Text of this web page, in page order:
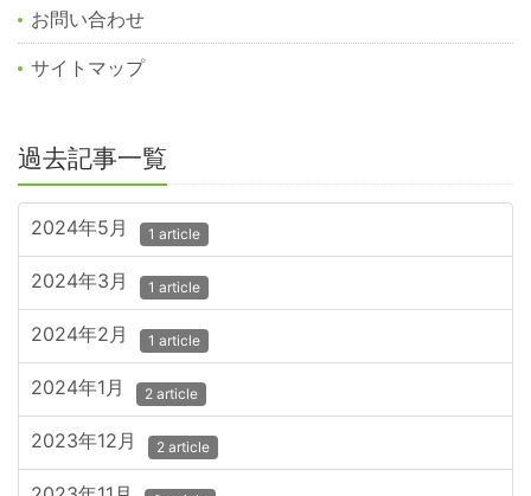
お問い合わせ
サイトマップ
過去記事一覧
2024年5月 1 article
2024年3月 1 article
2024年2月 1 article
2024年1月 2 article
2023年12月 2 article